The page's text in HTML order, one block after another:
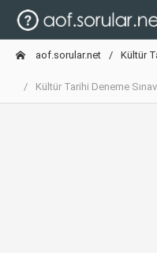
aof.sorular.net Kültür
Kültür Tarihi Deneme